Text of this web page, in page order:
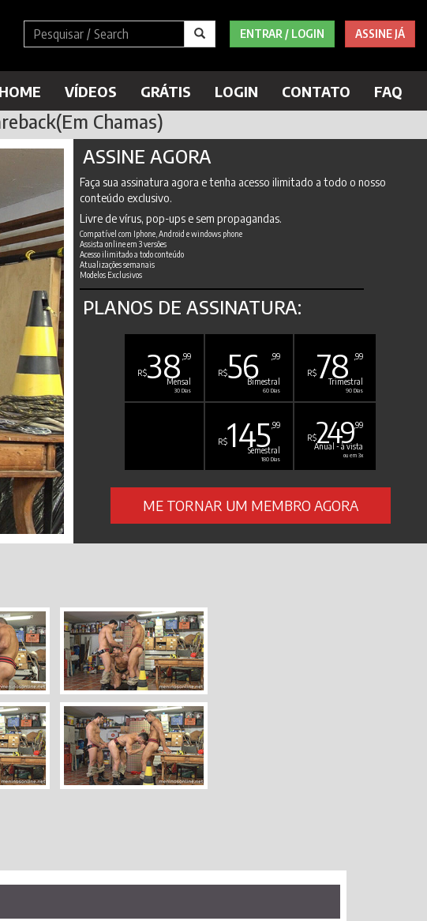
ENTRAR / LOGIN ASSINE JÁ
HOME VÍDEOS GRÁTIS LOGIN CONTATO FAQ
Chamas)
ASSINE AGORA
Faça sua assinatura agora e tenha acesso ilimitado a todo o nosso
conteúdo exclusivo.
Livre de vírus, pop-ups e sem propagandas.
Compatível com Iphone, Android e windows phone
Assista online em 3 versões
Acesso ilimitado a todo conteúdo
Atualizações semanais
Modelos Exclusivos
PLANOS DE ASSINATURA:
R$38 ,99
Mensal
30 Dias
R$56 ,99
Bimestral
60 Dias
R$78 ,99
Trimestral
90 Dias
R$145,99
Semestral
180 Dias
R$249,99
Anual - à vista
ou em 3x
ME TORNAR UM MEMBRO AGORA